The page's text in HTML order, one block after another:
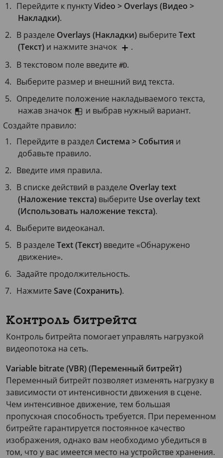
Перейдите к пунктуVideo > Overlays (Видео >
Накладки).
В разделе Overlays (Накладки) выберитеText
(Текст) и нажмите значок
.
В текстовом поле введите#D.
Выберите размер и внешний вид текста.
Определите положение накладываемого текста,
нажав значок
и выбрав нужный вариант.
Создайте правило:
Перейдите в раздел Система > События и
добавьте правило.
Введите имя правила.
В списке действий в разделе Overlay text
(Наложение текста) выберите Use overlay text
(Использовать наложение текста).
Выберите видеоканал.
В разделеText (Текст) введите «Обнаружено
движение».
Задайте продолжительность.
НажмитеSave (Сохранить).
Контроль битрейта
Контроль битрейта помогает управлять нагрузкой
видеопотока на сеть.
Variable bitrate (VBR) (Переменный битрейт)
Переменный битрейт позволяет изменять нагрузку в
зависимости от интенсивности движения в сцене.
Чем интенсивное движение, тем большая
пропускная способность требуется. При переменном
битрейте гарантируется постоянное качество
изображения, однако вам необходимо убедиться в
том, что у вас имеется место на устройстве хранения.